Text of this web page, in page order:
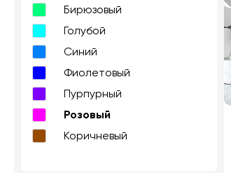
Бирюзовый
Голубой
Синий
Фиолетовый
Пурпурный
Розовый
Коричневый